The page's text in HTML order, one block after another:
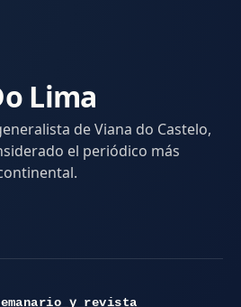
Lima
de Viana do Castelo,
el periódico más
y revista